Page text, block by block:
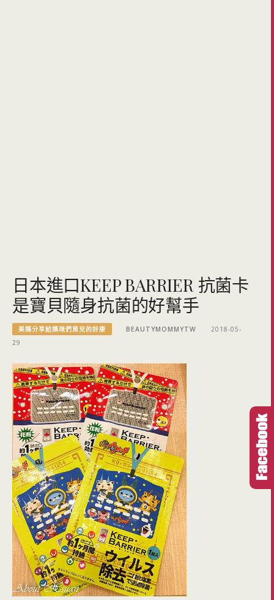
日本進口KEEP BARRIER 抗菌卡
是寶貝隨身抗菌的好幫手
美媽分享給媽咪們育兒的好康 BEAUTYMOMMYTW
2018-05-
29